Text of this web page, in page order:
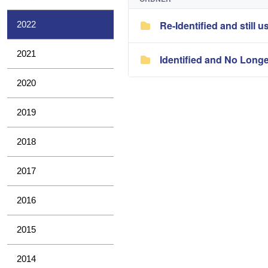
2022
2021
2020
2019
2018
2017
2016
2015
2014
Re-Identified and still
Identified and No